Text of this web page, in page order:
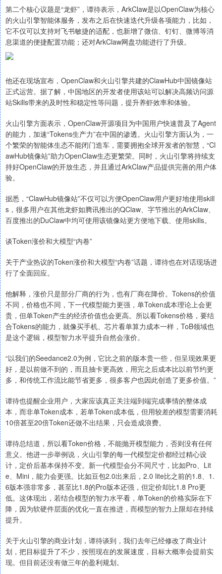
第二个核心议题是“龙虾”，谭待表示，ArkClaw是以OpenClaw为核心
的火山引擎智能体服务，发布之后在快速迭代升级各项能力，比如，
它不仅可以支持对飞书敏捷的适配，也新增了微信、钉钉、微博等消
息渠道的便捷配置功能；还对ArkClaw网盘功能进行了升级。
他还在现场宣布，OpenClaw和火山引擎共建的ClawHub中国镜像站
正式运营。据了解，中国地区的开发者使用该站可以解决高频访问源
站Skills带来的及时性和稳定性等问题，提升养虾效率和体验。
火山引擎方面表示，OpenClaw开源项目为中国用户快速普及了Agent
的能力，加速“Tokens生产力”在中国的渗透。火山引擎方面认为，一
个繁荣的智能体生态不能闭门造车，需要拥抱全球开发者的智慧，“Cl
awHub镜像站”助力OpenClaw生态更繁荣。同时，火山引擎将持续支
持好OpenClaw的开放生态，并且通过ArkClaw产品提供完善的用户体
验。
据悉，“ClawHub镜像站”不仅可以方便OpenClaw用户更好地使用skill
s，很多用户在其他龙虾如腾讯推出的QClaw、字节推出的ArkClaw、
百度推出的DuClaw中均可使用该镜像站更方便地下载、使用skills。
谈Token涨价和大模型“内卷”
关于产业热议的Token涨价和大模型“内卷”话题，谭待也在对话现场进
行了全面回应。
他解释，涨价只是部分厂商的行为，也有厂商在降价。Tokens的价值
不同，价格也不同，下一代模型能力更强，单Token成本理论上会更
贵，但单Token产生的经济价值也会更高。所以看Tokens价格，要结
合Tokens的能力，就像买手机、芯片看单算力成本一样，ToB领域也
是这个逻辑，模型智力水平提升自然会涨价。
“以我们的Seedance2.0为例，它比之前的版本贵一些，但呈现效果更
好，是以前做不到的，而且抽卡更高效，用完之后成本比以前节约更
多，和传统工作流比能节省更多，很多客户也因此创造了更多价值。”
谭待也提醒企业用户，大家应该真正关注端到端完成事情的整体成
本，而非单Token成本，若单Token成本低，但用较差的模型需要消耗
10倍甚至20倍Token还做不出结果，只会造成浪费。
谭待总结道，所以看Token价格，不能抛开模型能力，否则没有任何
意义。他进一步举例说，火山引擎的每一代模型定价都经过精心设
计，定价后基本保持不变。新一代模型会分不同尺寸，比如Pro、Lit
e、Mini，能力会更强。比如豆包2.0出来后，2.0 lite比之前的1.8、1.
6版本强非常多，甚至比1.8的Pro版本还强，但定价却比1.8 Pro更
低。这体现出，若结合模型的智力水平看，单Token的价格实际在下
降，因为软硬件层面的优化一直在推进，而模型的智力上限却在持续
提升。
关于火山引擎的商业计划，谭待谈到，我们去年已经修改了商业计
划，把目标提升了不少，按照现在的发展速度，目标大概率会提前实
现。但目前还没有做三年的盈利规划。